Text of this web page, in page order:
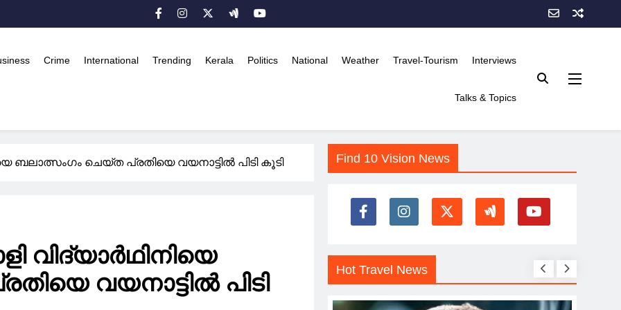
Crime International Trending Kerala Politics National Weather Travel-Tourism Interviews
Talks & Topics
ബലാത്സംഗം ചെയ്ത പ്രതിയെ വയനാട്ടിൽ പിടി കൂടി
വിദ്യാർഥിനിയെ
വയനാട്ടിൽ പിടി
Find 10 Vision News
Hot Travel News